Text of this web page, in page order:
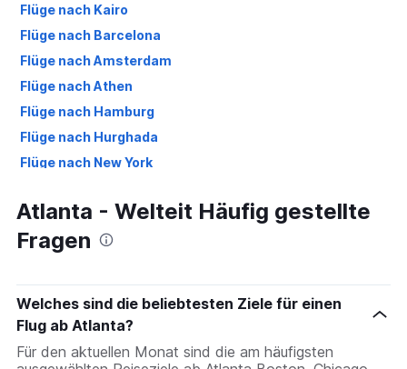
Flüge nach Kairo
Flüge nach Barcelona
Flüge nach Amsterdam
Flüge nach Athen
Flüge nach Hamburg
Flüge nach Hurghada
Flüge nach New York
Flüge nach Ankara
Flüge nach Antalya
Atlanta - Welteit Häufig gestellte
Fragen
Welches sind die beliebtesten Ziele für einen
Flug ab Atlanta?
Für den aktuellen Monat sind die am häufigsten